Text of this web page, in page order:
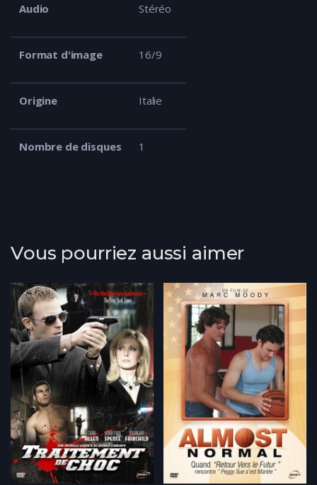
Audio Stéréo
Format d'image 16/9
Origine Italie
Nombre de disques 1
Vous pourriez aussi aimer